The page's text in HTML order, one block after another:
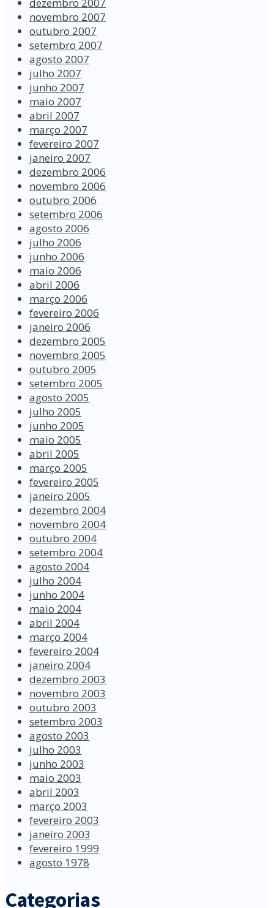
novembro 2007
outubro 2007
setembro 2007
agosto 2007
julho 2007
junho 2007
maio 2007
abril 2007
março 2007
fevereiro 2007
janeiro 2007
dezembro 2006
novembro 2006
outubro 2006
setembro 2006
agosto 2006
julho 2006
junho 2006
maio 2006
abril 2006
março 2006
fevereiro 2006
janeiro 2006
dezembro 2005
novembro 2005
outubro 2005
setembro 2005
agosto 2005
julho 2005
junho 2005
maio 2005
abril 2005
março 2005
fevereiro 2005
janeiro 2005
dezembro 2004
novembro 2004
outubro 2004
setembro 2004
agosto 2004
julho 2004
junho 2004
maio 2004
abril 2004
março 2004
fevereiro 2004
janeiro 2004
dezembro 2003
novembro 2003
outubro 2003
setembro 2003
agosto 2003
julho 2003
junho 2003
maio 2003
abril 2003
março 2003
fevereiro 2003
janeiro 2003
fevereiro 1999
agosto 1978
Categorias